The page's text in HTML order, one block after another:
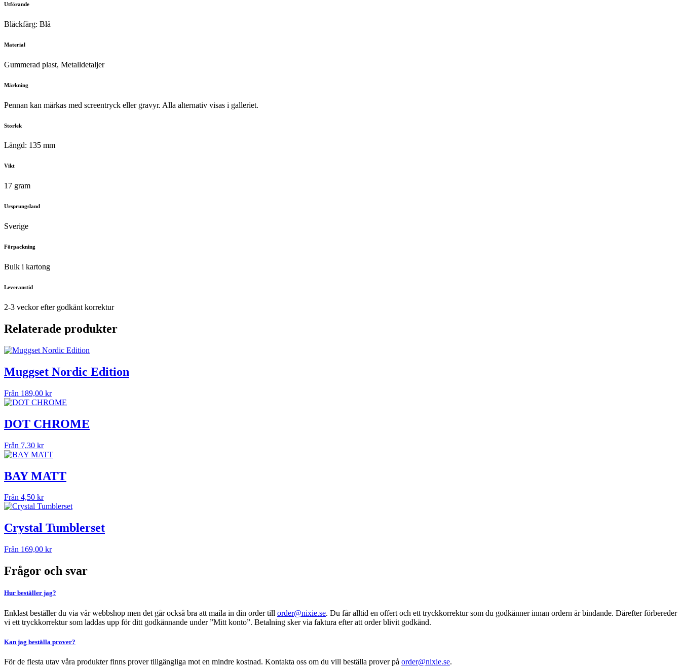
Utförande
Bläckfärg: Blå
Material
Gummerad plast, Metalldetaljer
Märkning
Pennan kan märkas med screentryck eller gravyr. Alla alternativ visas i galleriet.
Storlek
Längd: 135 mm
Vikt
17 gram
Ursprungsland
Sverige
Förpackning
Bulk i kartong
Leveranstid
2-3 veckor efter godkänt korrektur
Relaterade produkter
Muggset Nordic Edition
Från 189,00 kr
DOT CHROME
Från 7,30 kr
BAY MATT
Från 4,50 kr
Crystal Tumblerset
Från 169,00 kr
Frågor och svar
Hur beställer jag?
Enklast beställer du via vår webbshop men det går också bra att maila in din order till order@nixie.se. Du får alltid en offert och ett tryckkorrektur som du godkänner innan ordern är bindande. Därefter förbereder
vi ett tryckkorrektur som laddas upp för ditt godkännande under ”Mitt konto”. Betalning sker via faktura efter att order blivit godkänd.
Kan jag beställa prover?
För de flesta utav våra produkter finns prover tillgängliga mot en mindre kostnad. Kontakta oss om du vill beställa prover på order@nixie.se.